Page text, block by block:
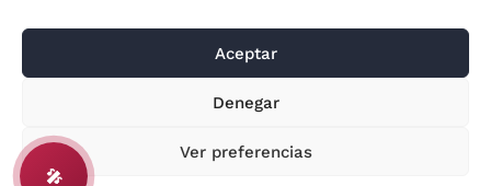
Aceptar
Denegar
Ver preferencias
Aviso Legal
🎤